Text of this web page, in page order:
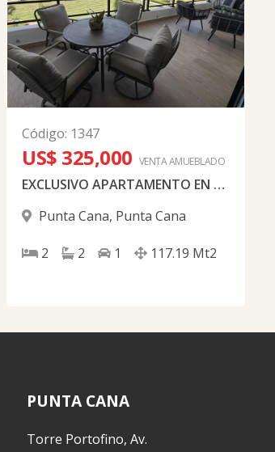
Código: 1347
US$ 325,000 VENTA AMUEBLADO
EXCLUSIVO APARTAMENTO EN THE BESCH PUNTA CANA COMPLETAMENTE AMUEBLADO
Punta Cana, Punta Cana
2 2 1 117.19 Mt2
PUNTA CANA
Torre Portofino, Av.